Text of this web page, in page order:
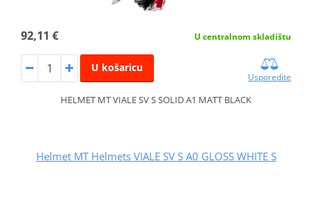
92,11 € U centralnom skladištu
U košaricu
Usporedite
HELMET MT VIALE SV S SOLID A1 MATT BLACK
Helmet MT Helmets VIALE SV S A0 GLOSS WHITE S